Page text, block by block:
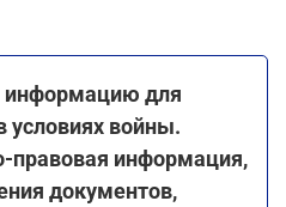
информацию для
условиях войны.
правовая информация,
документов,